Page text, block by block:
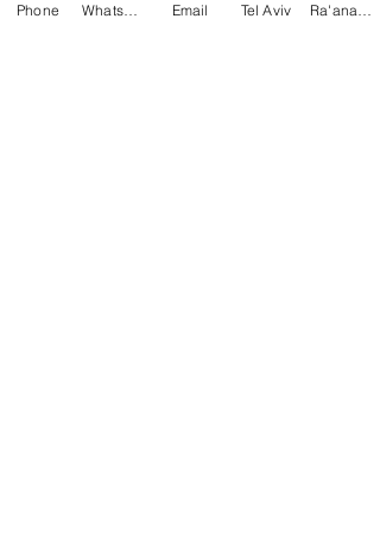
Phone Email Tel Aviv